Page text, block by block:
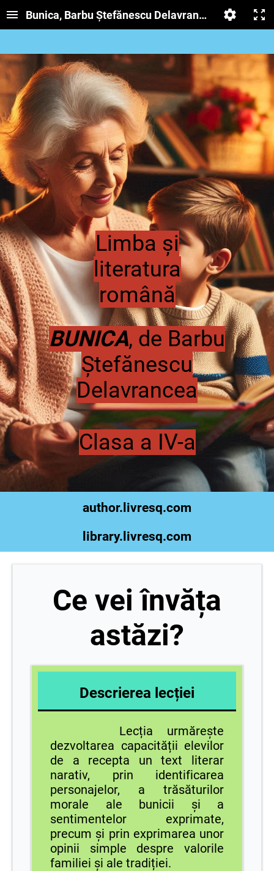
Bunica, Barbu Ștefănescu Delavrancea
Limba și
literatura
română
BUNICA, de Barbu
Ștefănescu
Delavrancea
Clasa a IV-a
author.livresq.com
library.livresq.com
Ce vei învăța
astăzi?
Descrierea lecției
Lecția urmărește
dezvoltarea capacității elevilor
de a recepta un text literar
narativ, prin identificarea
personajelor, a trăsăturilor
morale ale bunicii și a
sentimentelor exprimate,
precum și prin exprimarea unor
opinii simple despre valorile
familiei și ale tradiției.